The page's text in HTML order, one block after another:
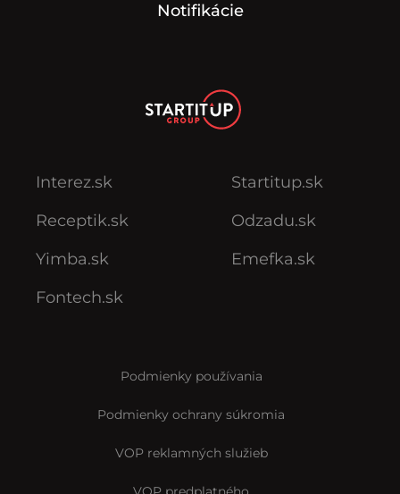
Notifikácie
Interez.sk
Receptik.sk
Yimba.sk
Fontech.sk
Startitup.sk
Odzadu.sk
Emefka.sk
Podmienky používania
Podmienky ochrany súkromia
VOP reklamných služieb